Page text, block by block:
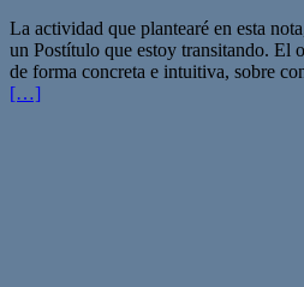
La actividad que plantearé en esta
un Postítulo que estoy transitando. El
de forma concreta e intuitiva, sobre
[…]